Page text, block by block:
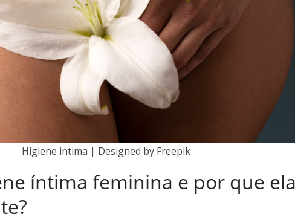
Higiene intima | Designed by Freepik
íntima feminina e por que